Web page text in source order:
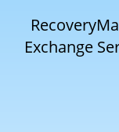
Exchange